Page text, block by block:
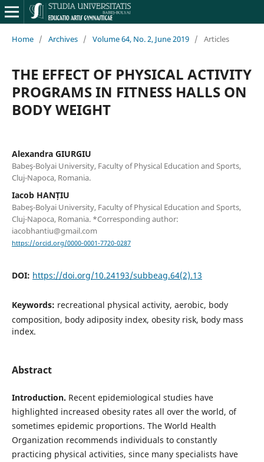
Home / Archives / Volume 64, No. 2, June 2019 / Articles
THE EFFECT OF PHYSICAL ACTIVITY
PROGRAMS IN FITNESS HALLS ON
BODY WEIGHT
Alexandra GIURGIU
Babeş-Bolyai University, Faculty of Physical Education and Sports,
Cluj-Napoca, Romania.
Iacob HANȚIU
Babeş-Bolyai University, Faculty of Physical Education and Sports,
Cluj-Napoca, Romania. *Corresponding author:
iacobhantiu@gmail.com
https://orcid.org/0000-0001-7720-0287
DOI: https://doi.org/10.24193/subbeag.64(2).13
Keywords: recreational physical activity, aerobic, body
composition, body adiposity index, obesity risk, body mass
index.
Abstract
Introduction. Recent epidemiological studies have
highlighted increased obesity rates all over the world, of
sometimes epidemic proportions. The World Health
Organization recommends individuals to constantly
practicing physical activities, since many specialists have